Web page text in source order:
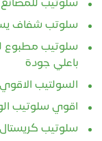
سلوتيب للمصانع
سلوتب شفاف
سلوتيب مطبوع
باعلي جودة
السولتيب
اقوي سلوتيب
سلوتيب كريستال طول 40-60-100-150-